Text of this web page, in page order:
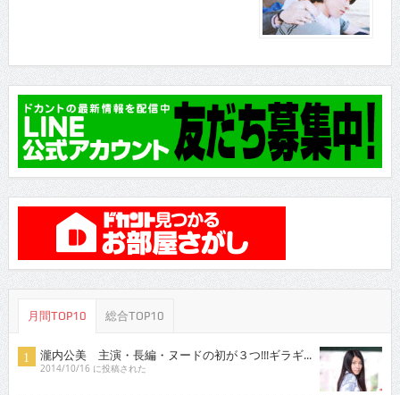
月間TOP10 総合TOP10
瀧内公美 主演・長編・ヌードの初が３つ!!!ギラギ...
2014/10/16 に投稿された